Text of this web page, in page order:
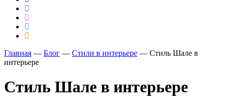
Главная ― Блог ― Стили в интерьере ― Стиль Шале в
интерьере
Стиль Шале в интерьере